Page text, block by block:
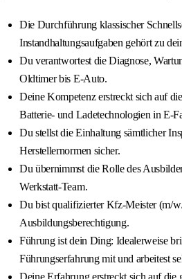
Die Durchführung klassischer
Instandhaltungsaufgaben gehört zu
Du verantwortest die Diagnose,
Oldtimer bis E-Auto.
Deine Kompetenz erstreckt sich auf
Batterie- und Ladetechnologien in E-
Du stellst die Einhaltung sämtlicher
Herstellernormen sicher.
Du übernimmst die Rolle des
Werkstatt-Team.
Du bist qualifizierter Kfz-Meister (m/
Ausbildungsberechtigung.
Führung ist dein Ding: Idealerweise
Führungserfahrung mit und arbeitest